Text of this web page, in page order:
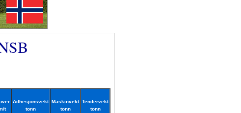
t
Adhesjonsvekt
tonn
Maskinvekt
tonn
Tendervekt
tonn